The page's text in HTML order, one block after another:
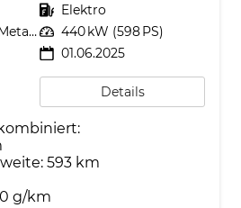
Kraftstoff Elektro
Mythosschwarz Metallic Leistung 440 kW (598 PS)
01.06.2025
Details
593 km
0 g/km